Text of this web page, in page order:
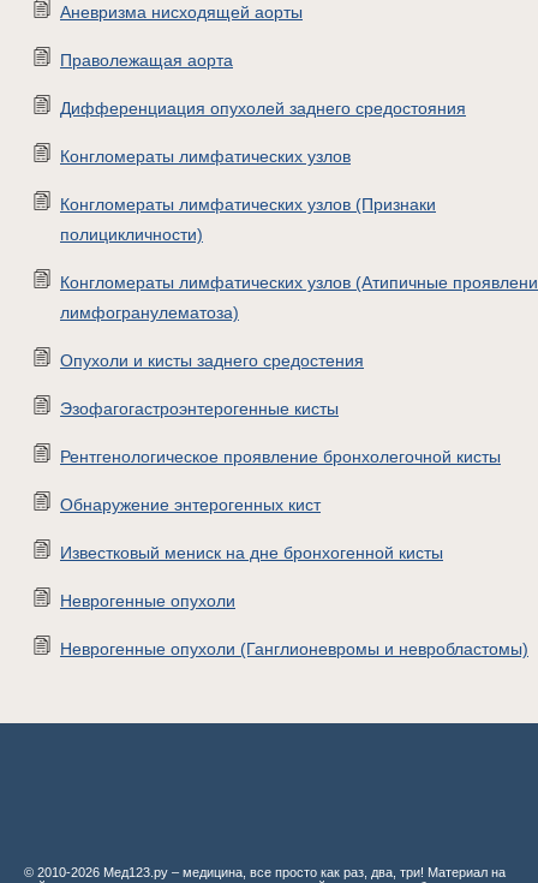
Аневризма нисходящей аорты
Праволежащая аорта
Дифференциация опухолей заднего средостояния
Конгломераты лимфатических узлов
Конгломераты лимфатических узлов (Признаки
полицикличности)
Конгломераты лимфатических узлов (Атипичные
лимфогранулематоза)
Опухоли и кисты заднего средостения
Эзофагогастроэнтерогенные кисты
Рентгенологическое проявление бронхолегочной кисты
Обнаружение энтерогенных кист
Известковый мениск на дне бронхогенной кисты
Неврогенные опухоли
Неврогенные опухоли (Ганглионевромы и невробластомы)
© 2010-2026 Мед123.ру – медицина, все просто как раз, два, три! Материал на